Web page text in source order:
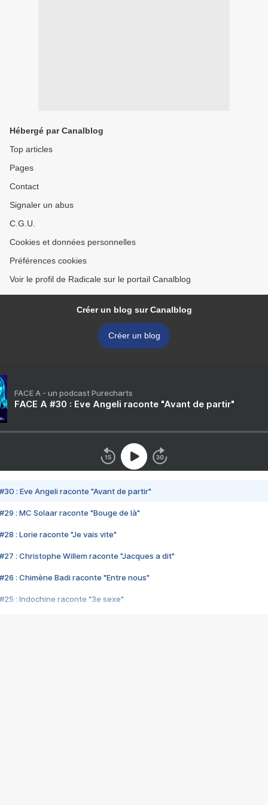
Hébergé par Canalblog
Top articles
Pages
Contact
Signaler un abus
C.G.U.
Cookies et données personnelles
Préférences cookies
Voir le profil de Radicale sur le portail Canalblog
Créer un blog sur Canalblog
Créer un blog
FACE A - un podcast Purecharts
FACE A #30 : Eve Angeli raconte "Avant de partir"
#30 : Eve Angeli raconte "Avant de partir"
#29 : MC Solaar raconte "Bouge de là"
#28 : Lorie raconte "Je vais vite"
#27 : Christophe Willem raconte "Jacques a dit"
#26 : Chimène Badi raconte "Entre nous"
#25 : Indochine raconte "3e sexe"